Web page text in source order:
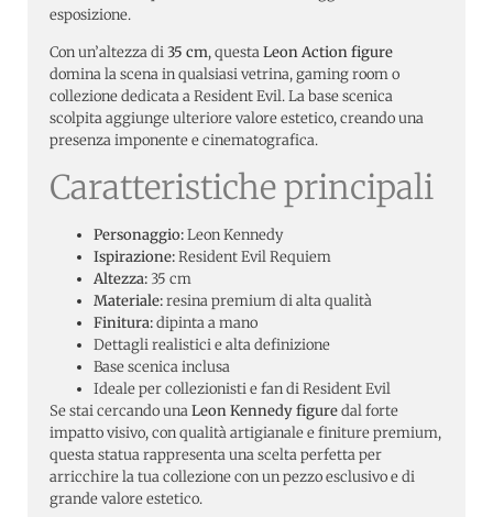
esposizione.
Con un’altezza di35 cm, questaLeon Action figure
domina la scena in qualsiasi vetrina, gaming room o
collezione dedicata a Resident Evil. La base scenica
scolpita aggiunge ulteriore valore estetico, creando una
presenza imponente e cinematografica.
Caratteristiche principali
Personaggio:Leon Kennedy
Ispirazione:Resident Evil Requiem
Altezza:35 cm
Materiale:resina premium di alta qualità
Finitura:dipinta a mano
Dettagli realistici e alta definizione
Base scenica inclusa
Ideale per collezionisti e fan di Resident Evil
Se stai cercando unaLeon Kennedy figuredal forte
impatto visivo, con qualità artigianale e finiture premium,
questa statua rappresenta una scelta perfetta per
arricchire la tua collezione con un pezzo esclusivo e di
grande valore estetico.